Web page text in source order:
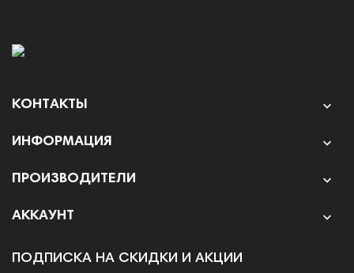
КОНТАКТЫ 
ИНФОРМАЦИЯ 
ПРОИЗВОДИТЕЛИ 
АККАУНТ 
ПОДПИСКА НА СКИДКИ И АКЦИИ